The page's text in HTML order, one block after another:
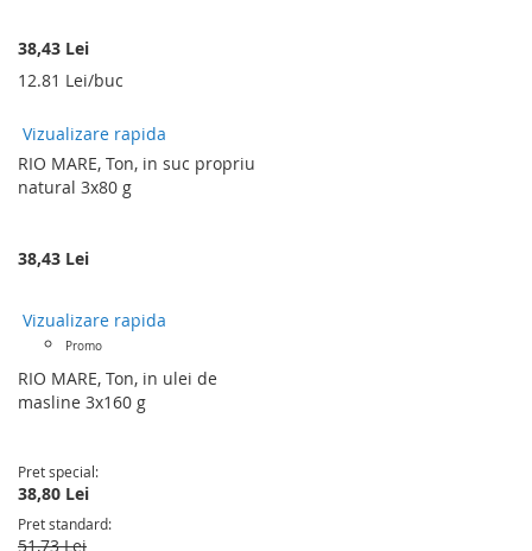
38,43 Lei
12.81 Lei/buc
Vizualizare rapida
RIO MARE, Ton, in suc propriu
natural 3x80 g
38,43 Lei
Vizualizare rapida
Promo
RIO MARE, Ton, in ulei de
masline 3x160 g
Pret special
38,80 Lei
Pret standard
51,73 Lei